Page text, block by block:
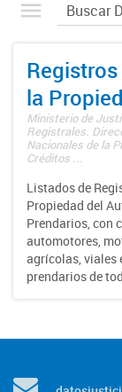
la
Ministerio de
Registrales.
Nacionales de la
Créditos ...
Listados de
Propiedad del
Prendarios, con
automotores,
agrícolas, viales
prendarios de